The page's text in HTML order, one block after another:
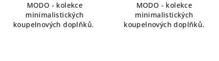
MODO - kolekce
minimalistických
koupelnových doplňků.
MODO - kolekce
minimalistických
koupelnových doplňků.